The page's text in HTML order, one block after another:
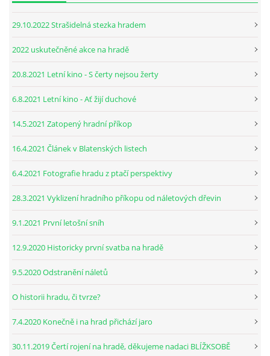
29.10.2022 Strašidelná stezka hradem
2022 uskutečněné akce na hradě
20.8.2021 Letní kino - S čerty nejsou žerty
6.8.2021 Letní kino - Ať žijí duchové
14.5.2021 Zatopený hradní příkop
16.4.2021 Článek v Blatenských listech
6.4.2021 Fotografie hradu z ptačí perspektivy
28.3.2021 Vyklizení hradního příkopu od náletových dřevin
9.1.2021 První letošní sníh
12.9.2020 Historicky první svatba na hradě
9.5.2020 Odstranění náletů
O historii hradu, či tvrze?
7.4.2020 Konečně i na hrad přichází jaro
30.11.2019 Čertí rojení na hradě, děkujeme nadaci BLÍŽKSOBĚ